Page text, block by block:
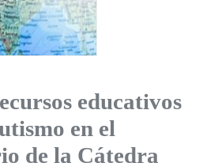
educativos
en el
de la Cátedra